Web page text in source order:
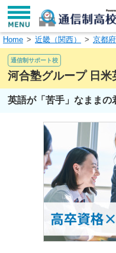
学校名で探す
エリアから探す
エ
Home 近畿（関西） 京都府
通信制サポート校
河合塾グループ 日米
英語が「苦手」なままの